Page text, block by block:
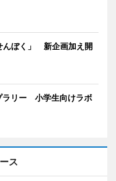
んぼく」 新企画加え開
ラリー 小学生向けラボ
ス